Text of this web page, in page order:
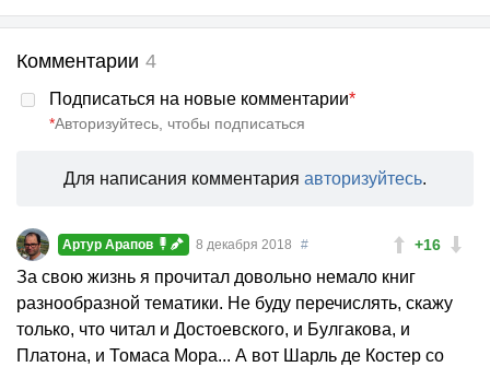
Комментарии 4
Подписаться на новые комментарии*
*Авторизуйтесь, чтобы подписаться
Для написания комментария авторизуйтесь.
+16
Артур Арапов 8 декабря 2018 #
За свою жизнь я прочитал довольно немало книг
разнообразной тематики. Не буду перечислять, скажу
только, что читал и Достоевского, и Булгакова, и
Платона, и Томаса Мора... А вот Шарль де Костер со